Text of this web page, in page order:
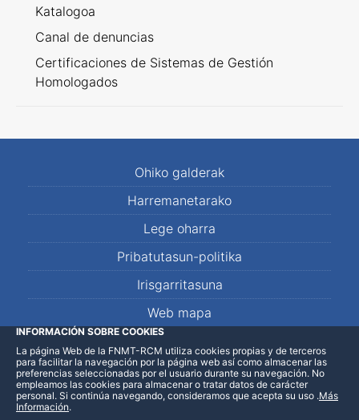
Katalogoa
Canal de denuncias
Certificaciones de Sistemas de Gestión
Homologados
Ohiko galderak
Harremanetarako
Lege oharra
Pribatutasun-politika
Irisgarritasuna
Web mapa
LinkedInFacebookWhatsApp
INFORMACIÓN SOBRE COOKIES
La página Web de la FNMT-RCM utiliza cookies propias y de terceros
para facilitar la navegación por la página web así como almacenar las
preferencias seleccionadas por el usuario durante su navegación. No
empleamos las cookies para almacenar o tratar datos de carácter
personal. Si continúa navegando, consideramos que acepta su uso .Más
Información.